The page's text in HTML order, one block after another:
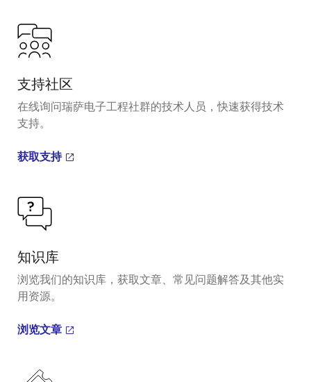
支持社区
在线询问瑞萨电子工程社群的技术人员，快速获得技术
支持。
获取支持
知识库
浏览我们的知识库，获取文章、常见问题解答及其他实
用资源。
浏览文章